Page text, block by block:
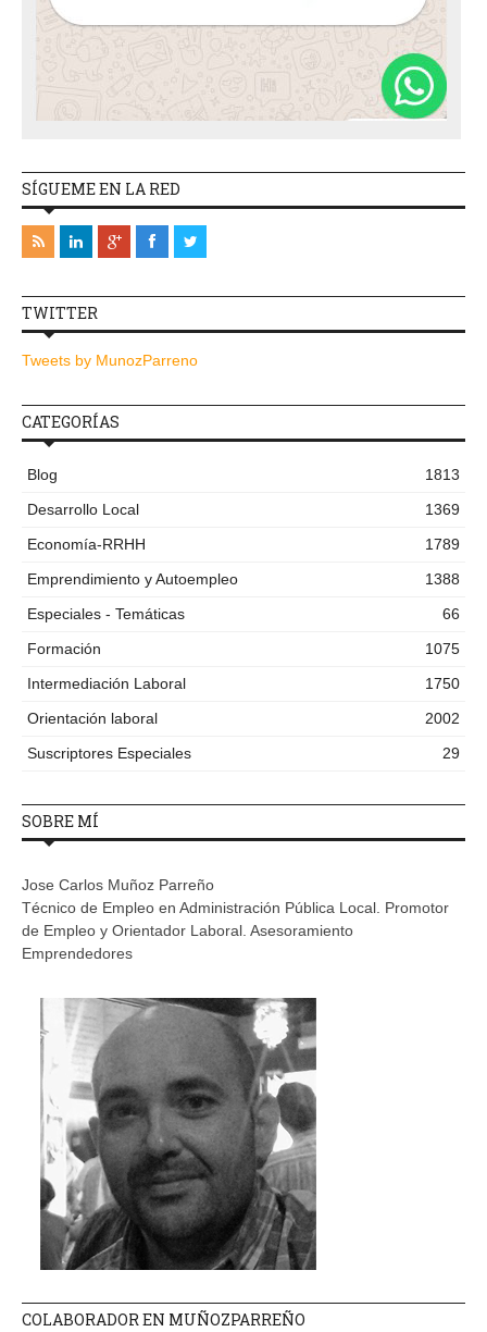
SÍGUEME EN LA RED
TWITTER
Tweets by MunozParreno
CATEGORÍAS
Blog
1813
Desarrollo Local
1369
Economía-RRHH
1789
Emprendimiento y Autoempleo
1388
Especiales - Temáticas
66
Formación
1075
Intermediación Laboral
1750
Orientación laboral
2002
Suscriptores Especiales
29
SOBRE MÍ
Jose Carlos Muñoz Parreño
Técnico de Empleo en Administración Pública Local. Promotor
de Empleo y Orientador Laboral. Asesoramiento
Emprendedores
COLABORADOR EN MUÑOZPARREÑO